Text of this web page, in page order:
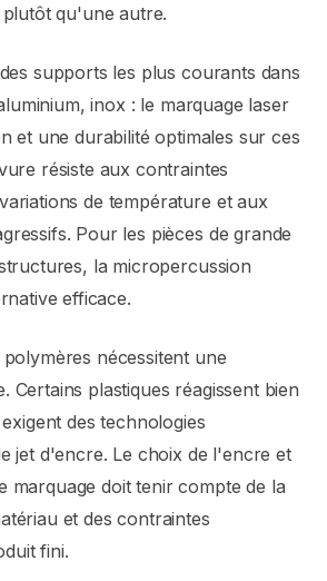
qu'une autre.
supports les plus courants dans
inox : le marquage laser
et une durabilité optimales sur ces
résiste aux contraintes
de température et aux
Pour les pièces de grande
la micropercussion
efficace.
polymères nécessitent une
Certains plastiques réagissent bien
des technologies
jet d'encre. Le choix de l'encre et
marquage doit tenir compte de la
et des contraintes
fini.